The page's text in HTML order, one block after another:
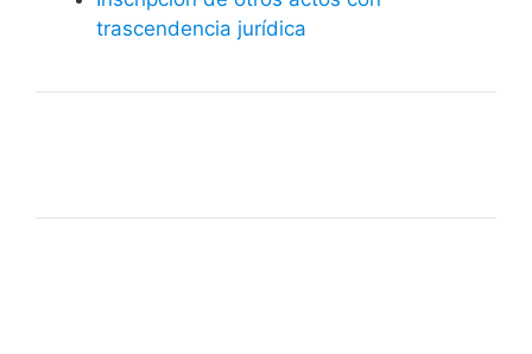
trascendencia jurídica